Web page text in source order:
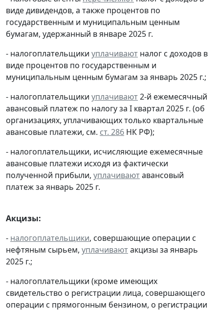
виде дивидендов, а также процентов по
государственным и муниципальным ценным
бумагам, удержанный в январе 2025 г.
- налогоплательщики уплачивают налог с доходов в
виде процентов по государственным и
муниципальным ценным бумагам за январь 2025 г.;
- налогоплательщики уплачивают2-й ежемесячный
авансовый платеж по налогу за I квартал 2025 г. (об
организациях, уплачивающих только квартальные
авансовые платежи, см. ст. 286 НК РФ);
- налогоплательщики, исчисляющие ежемесячные
авансовые платежи исходя из фактически
полученной прибыли, уплачиваютавансовый
платеж за январь 2025 г.
Акцизы:
- налогоплательщики, совершающие операции с
нефтяным сырьем, уплачиваютакцизы за январь
2025 г.;
- налогоплательщики (кроме имеющих
свидетельство о регистрации лица, совершающего
операции с прямогонным бензином, о регистрации